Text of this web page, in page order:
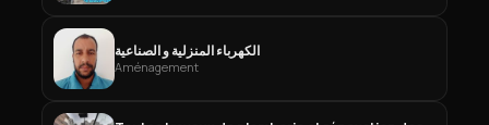
الكهرباء المنزلية و الصناعية
Aménagement